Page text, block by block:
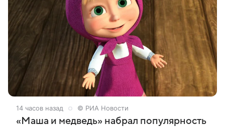
14 часов назад © РИА Новости
«Маша и медведь» набрал популярность